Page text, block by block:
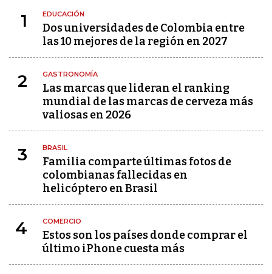
1 EDUCACIÓN
Dos universidades de Colombia entre
las 10 mejores de la región en 2027
2 GASTRONOMÍA
Las marcas que lideran el ranking
mundial de las marcas de cerveza más
valiosas en 2026
3 BRASIL
Familia comparte últimas fotos de
colombianas fallecidas en
helicóptero en Brasil
4 COMERCIO
Estos son los países donde comprar el
último iPhone cuesta más